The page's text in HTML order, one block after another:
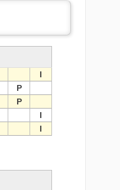
I
P
P
I
I